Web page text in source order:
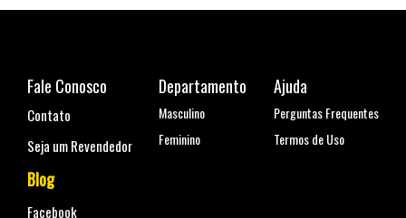
Fale Conosco
Contato
Seja um Revendedor
Blog
Facebook
Departamento
Masculino
Feminino
Ajuda
Perguntas Frequentes
Termos de Uso